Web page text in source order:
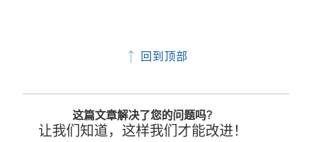
在
新
窗
回到顶部
这篇文章解决了您的问题吗?
让我们知道，这样我们才能改进！